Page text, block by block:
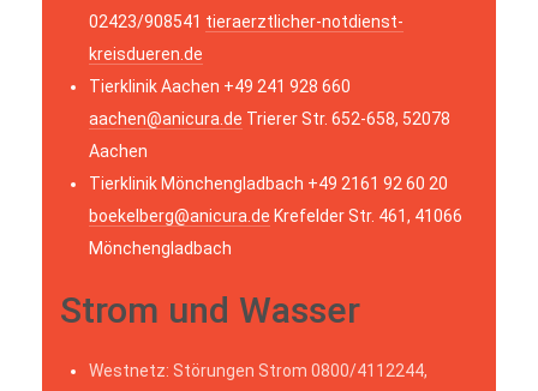
02423/908541 tieraerztlicher-notdienst-
kreisdueren.de
Tierklinik Aachen +49 241 928 660
aachen@anicura.de Trierer Str. 652-658, 52078
Aachen
Tierklinik Mönchengladbach +49 2161 92 60 20
boekelberg@anicura.de Krefelder Str. 461, 41066
Mönchengladbach
Strom und Wasser
Westnetz: Störungen Strom 0800/4112244,